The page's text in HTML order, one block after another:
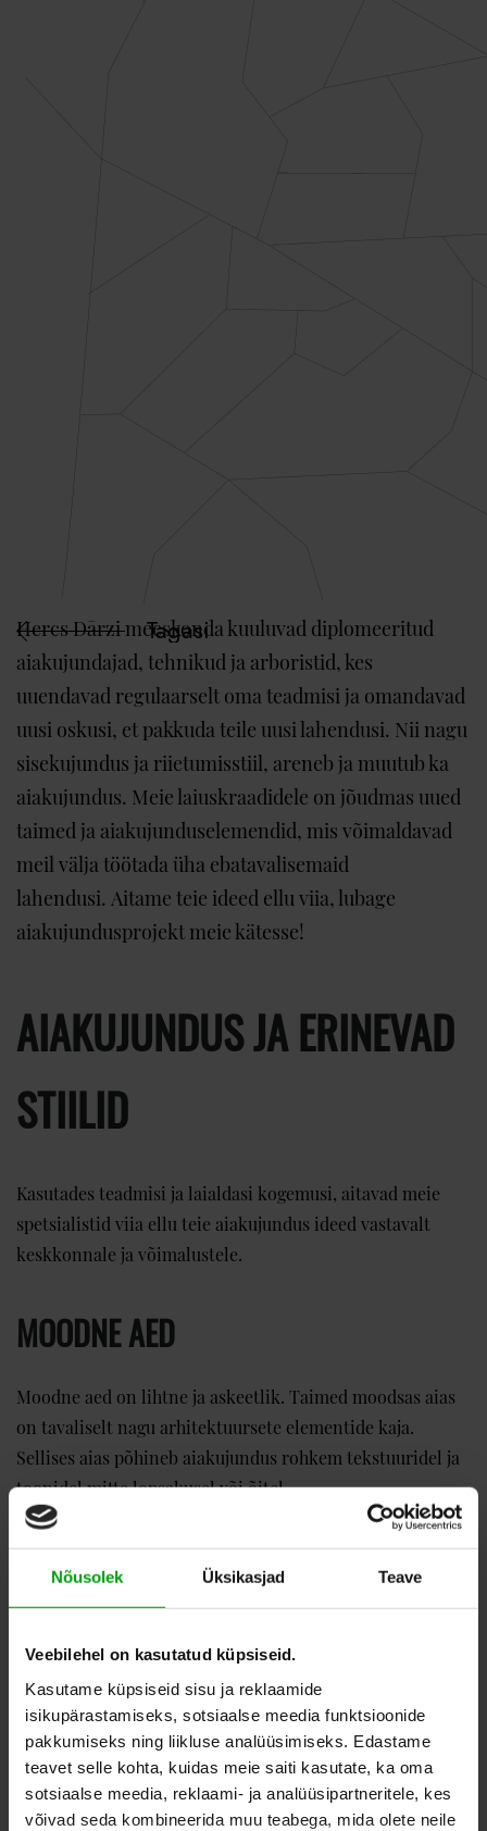
Nõusolek Üksikasjad Teave
Veebilehel on kasutatud küpsiseid.
Kasutame küpsiseid sisu ja reklaamide
isikupärastamiseks, sotsiaalse meedia funktsioonide
pakkumiseks ning liikluse analüüsimiseks. Edastame
teavet selle kohta, kuidas meie saiti kasutate, ka oma
sotsiaalse meedia, reklaami- ja analüüsipartneritele, kes
võivad seda kombineerida muu teabega, mida olete neile
Tagasi
Hercs Dārzi meeskonda kuuluvad diplomeeritud
aiakujundajad, tehnikud ja arboristid, kes
uuendavad regulaarselt oma teadmisi ja omandavad
uusi oskusi, et pakkuda teile uusi lahendusi. Nii nagu
sisekujundus ja riietumisstiil, areneb ja muutub ka
aiakujundus. Meie laiuskraadidele on jõudmas uued
taimed ja aiakujunduselemendid, mis võimaldavad
meil välja töötada üha ebatavalisemaid
lahendusi. Aitame teie ideed ellu viia, lubage
aiakujundusprojekt meie kätesse!
AIAKUJUNDUS JA ERINEVAD
STIILID
Kasutades teadmisi ja laialdasi kogemusi, aitavad meie
spetsialistid viia ellu teie aiakujundus ideed vastavalt
keskkonnale ja võimalustele.
MOODNE AED
Moodne aed on lihtne ja askeetlik. Taimed moodsas aias
on tavaliselt nagu arhitektuursete elementide kaja.
Sellises aias põhineb aiakujundus rohkem tekstuuridel ja
toonidel mitte lopsakusel või õitel.
JAAPANI AED
harmooniaga. Seda iseloomustab haljastus, kus on
väikesed taimed, kiviskulptuurid või -elemendid, aga ka
veekogud. Jaapani aed on ideaalne bambustele, bonsai-
stiilis puudele ja jaapani vahtratele.